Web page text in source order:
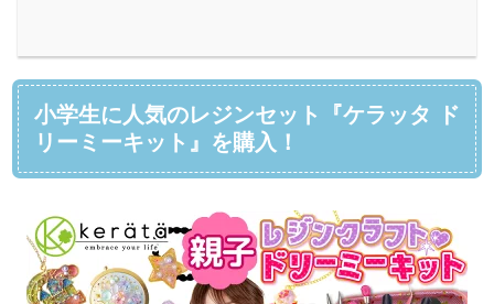
小学生に人気のレジンセット『ケラッタ ド
リーミーキット』を購入！